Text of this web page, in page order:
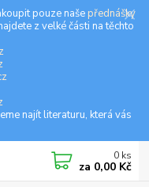
pouze naše přednášky
z velké části na těchto
najít literaturu, která vás
0 ks
za 0,00 Kč